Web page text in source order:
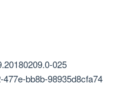
025
bb8b-98935d8cfa74